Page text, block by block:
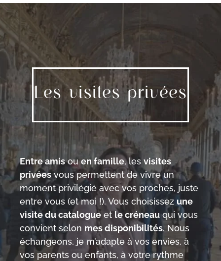
Les visites privées
Entre amisouen famille, les visites
privéesvous permettent de vivre un
moment privilégié avec vos proches, juste
entre vous (et moi !). Vous choisissez une
visite du catalogue et le créneauqui vous
convient selon mes disponibilités. Nous
échangeons, je m’adapte à vos envies, à
vos parents ou enfants, à votre rythme